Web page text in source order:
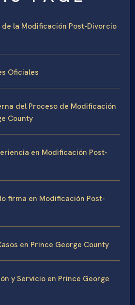
de la Modificación Post-Divorcio
Oficiales
del Proceso de Modificación
County
en Modificación Post-
firma en Modificación Post-
en Prince George County
y Servicio en Prince George